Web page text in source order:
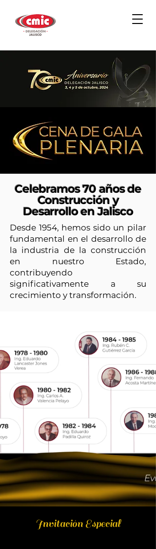
Celebramos 70 años de
Construcción y
Desarrollo en Jalisco
Desde 1954, hemos sido un pilar
fundamental en el desarrollo de
la industria de la construcción
en nuestro Estado,
contribuyendo
significativamente a su
crecimiento y transformación.
Invitación Especial